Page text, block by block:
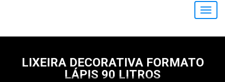
LIXEIRA DECORATIVA FORMATO
LÁPIS 90 LITROS